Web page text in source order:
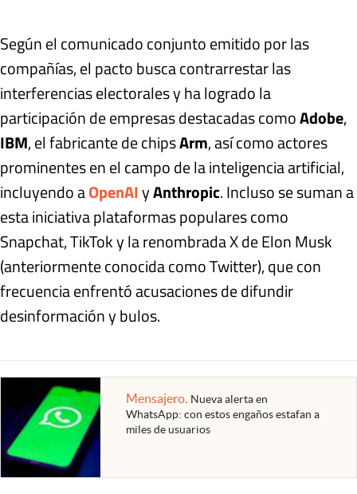
Según el comunicado conjunto emitido por las
compañías, el pacto busca contrarrestar las
interferencias electorales y ha logrado la
participación de empresas destacadas comoAdobe,
IBM, el fabricante de chipsArm, así como actores
prominentes en el campo de la inteligencia artificial,
incluyendo aOpenAIyAnthropic. Incluso se suman a
esta iniciativa plataformas populares como
Snapchat, TikTok y la renombrada X de Elon Musk
(anteriormente conocida como Twitter), que con
frecuencia enfrentó acusaciones de difundir
desinformación y bulos.
Mensajero. Nueva alerta en
WhatsApp: con estos engaños estafan a
miles de usuarios